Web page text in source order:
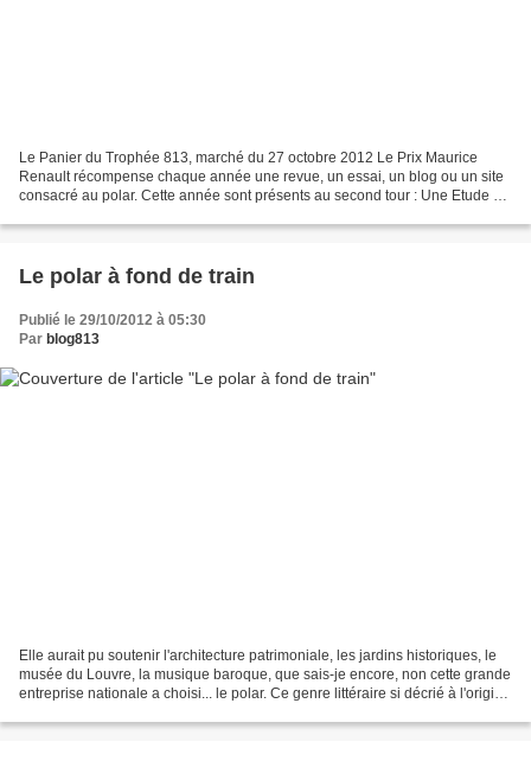
Le Panier du Trophée 813, marché du 27 octobre 2012 Le Prix Maurice
Renault récompense chaque année une revue, un essai, un blog ou un site
consacré au polar. Cette année sont présents au second tour : Une Etude –
Le polar à fond de train
Publié le 29/10/2012 à 05:30
Par blog813
Elle aurait pu soutenir l'architecture patrimoniale, les jardins historiques, le
musée du Louvre, la musique baroque, que sais-je encore, non cette grande
entreprise nationale a choisi... le polar. Ce genre littéraire si décrié à l'origine